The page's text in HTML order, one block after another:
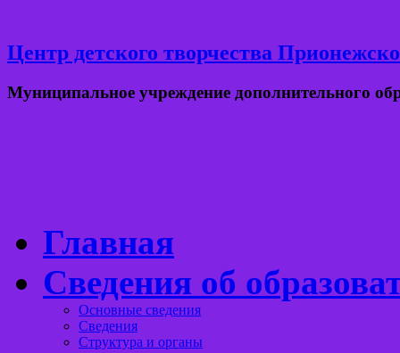
Центр детского творчества
Муниципальное учреждение дополнительного
Главная
Сведения об
Основные сведения
Сведения
Структура и органы